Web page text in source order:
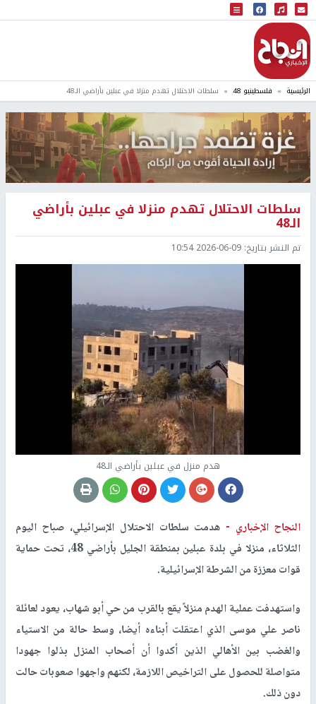
البث المباشر
إذاعة النجاح
الرئيسية فلسطينيو 48 سلطات الاحتلال تهدم منزلا في عبلين بأراضي الـ48
سلطات الاحتلال تهدم منزلا في عبلين بأراضي
الـ48
تم النشر بتاريخ: 2026-06-09 10:54
هدم منزل في عبلين بأراضي الـ48
النجاح الإخباري - هدمت سلطات الاحتلال الإسرائيلي، صباح اليوم
الثلاثاء، منزلا في بلدة عبلين بمنطقة الجليل بأراضي 48، تحت حماية
قوات معززة من الشرطة الإسرائيلية.
واستهدفت عملية الهدم منزلاً يقع بالقرب من حي أبو شهاب، يعود لعائلة
ناصر علي موسى الذي اعتقلت أبناءه أيضا، وسط حالة من الاستياء
والغضب بين الأهالي الذين أكدوا أن أصحاب المنزل بذلوا جهودا
متواصلة للحصول على التراخيص اللازمة، لكنهم واجهوا صعوبات حالت
دون ذلك.